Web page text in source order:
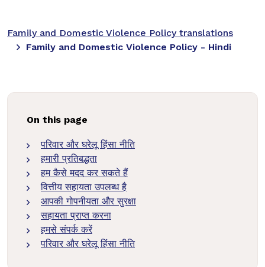
Family and Domestic Violence Policy translations
Family and Domestic Violence Policy - Hindi
On this page
परिवार और घरेलू हिंसा नीति
हमारी प्रतिबद्धता
हम कैसे मदद कर सकते हैं
वित्तीय सहायता उपलब्ध है
आपकी गोपनीयता और सुरक्षा
सहायता प्राप्त करना
हमसे संपर्क करें
परिवार और घरेलू हिंसा नीति